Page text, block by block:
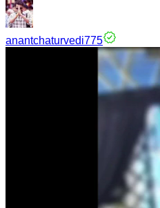
anantchaturvedi775